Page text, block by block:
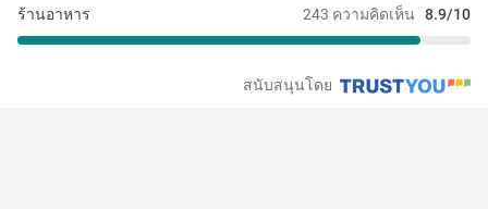
243 ความคิดเห็น 8.9/10
ร้านอาหาร
สนับสนุนโดย